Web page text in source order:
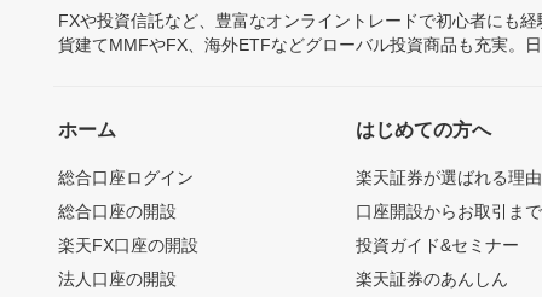
FXや投資信託など、豊富なオンライントレードで初心者にも
貨建てMMFやFX、海外ETFなどグローバル投資商品も充実。
ホーム
総合口座ログイン
総合口座の開設
楽天FX口座の開設
法人口座の開設
はじめての方へ
楽天証券が選ばれる理由
口座開設からお取引ま
投資ガイド&セミナー
楽天証券のあんしん